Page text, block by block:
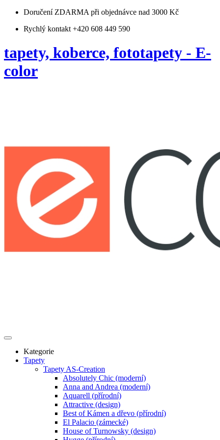
Doručení ZDARMA při objednávce nad 3000 Kč
Rychlý kontakt +420 608 449 590
tapety, koberce, fototapety - E-
color
Kategorie
Tapety
Tapety AS-Creation
Absolutely Chic (moderní)
Anna and Andrea (moderní)
Aquarell (přírodní)
Attractive (design)
Best of Kámen a dřevo (přírodní)
El Palacio (zámecké)
House of Turnowsky (design)